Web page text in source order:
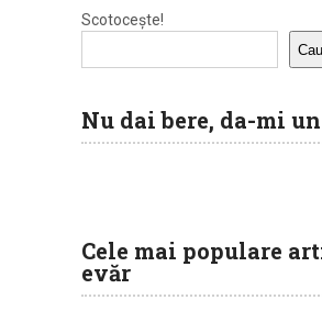
Scotocește!
Nu dai bere, da-mi
Cele mai populare
evăr